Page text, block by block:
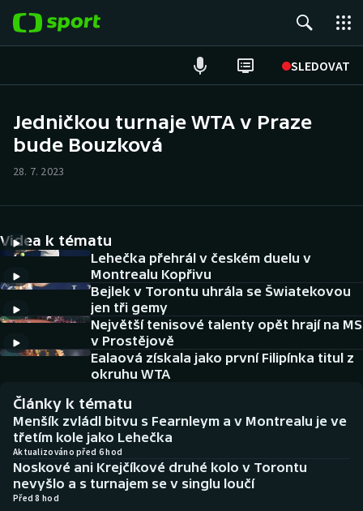
SLEDOVAT
Hokej
Cyklistika
DALŠÍ SPORTY
Americký fotbal
Baseball a softbal
Basketbal
Biatlon
Boby a skeleton
NEPŘEHLÉDNĚTE
Historické návraty
Aplikace ČT sport
AZ kvíz
Jedničkou turnaje WTA v Praze
bude Bouzková
28. 7. 2023
Videa k tématu
Lehečka přehrál v českém duelu v
Montrealu Kopřivu
Bejlek v Torontu uhrála se Šwiatekovou
jen tři gemy
Největší tenisové talenty opět hrají na MS
v Prostějově
Ealaová získala jako první Filipínka titul z
okruhu WTA
Články k tématu
Menšík zvládl bitvu s Fearnleym a v Montrealu je ve
třetím kole jako Lehečka
Aktualizováno před 6 hod
Noskové ani Krejčíkové druhé kolo v Torontu
nevyšlo a s turnajem se v singlu loučí
Před 8 hod